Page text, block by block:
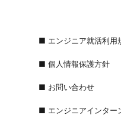
■ エンジニア就活利用
■ 個人情報保護方針
■ お問い合わせ
■ エンジニアインター